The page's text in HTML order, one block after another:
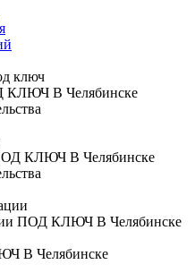
В Челябинске
КЛЮЧ В Челябинске
ПОД КЛЮЧ В Челябинске
В Челябинске